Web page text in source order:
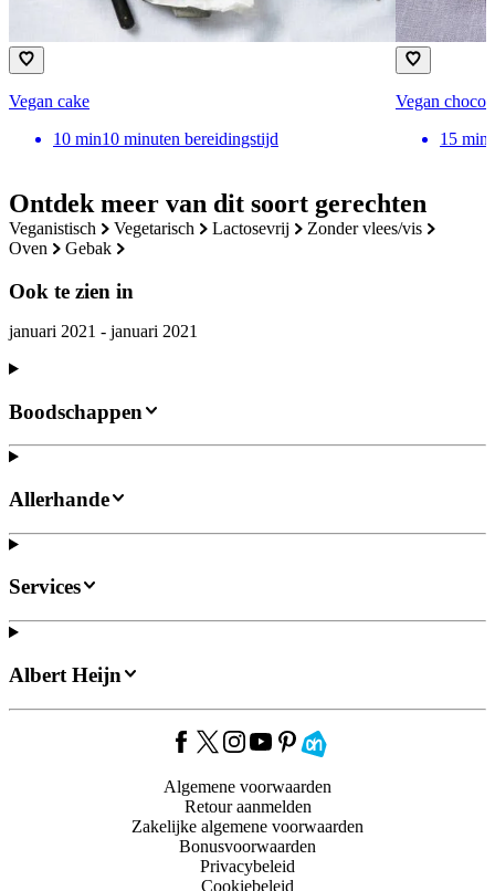
Ontdek meer van dit soort gerechten
veganistisch vegetarisch lactosevrij
zonder vlees/vis
oven
gebak
Ook te zien in
januari 2021 - januari 2021
Vegan cake
10 min10 minuten bereidingstijd
Vegan
15 min
Boodschappen
Allerhande
Services
Albert Heijn
Algemene voorwaarden
Retour aanmelden
Zakelijke algemene voorwaarden
Bonusvoorwaarden
Privacybeleid
Cookiebeleid